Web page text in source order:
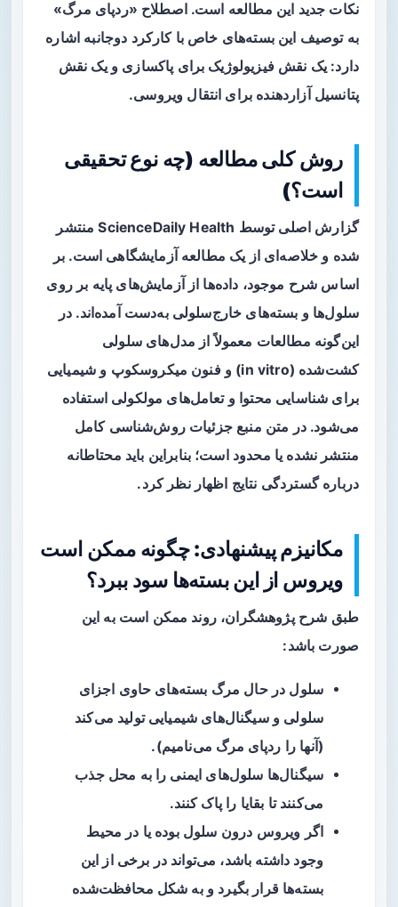
نکات جدید این مطالعه است. اصطلاح «ردپای مرگ»
به توصیف این بسته‌های خاص با کارکرد دوجانبه اشاره
دارد: یک نقش فیزیولوژیک برای پاکسازی و یک نقش
پتانسیل آزاردهنده برای انتقال ویروسی.
روش کلی مطالعه (چه نوع تحقیقی
است؟)
گزارش اصلی توسط ScienceDaily Health منتشر
شده و خلاصه‌ای از یک مطالعه آزمایشگاهی است. بر
اساس شرح موجود، داده‌ها از آزمایش‌های پایه بر روی
سلول‌ها و بسته‌های خارج‌سلولی به‌دست آمده‌اند. در
این‌گونه مطالعات معمولاً از مدل‌های سلولی
کشت‌شده (in vitro) و فنون میکروسکوپ و شیمیایی
برای شناسایی محتوا و تعامل‌های مولکولی استفاده
می‌شود. در متن منبع جزئیات روش‌شناسی کامل
منتشر نشده یا محدود است؛ بنابراین باید محتاطانه
درباره گستردگی نتایج اظهار نظر کرد.
مکانیزم پیشنهادی: چگونه ممکن است
ویروس از این بسته‌ها سود ببرد؟
طبق شرح پژوهشگران، روند ممکن است به این
صورت باشد:
سلول در حال مرگ بسته‌های حاوی اجزای
سلولی و سیگنال‌های شیمیایی تولید می‌کند
(آنها را ردپای مرگ می‌نامیم).
سیگنال‌ها سلول‌های ایمنی را به محل جذب
می‌کنند تا بقایا را پاک کنند.
اگر ویروس درون سلول بوده یا در محیط
وجود داشته باشد، می‌تواند در برخی از این
بسته‌ها قرار بگیرد و به شکل محافظت‌شده